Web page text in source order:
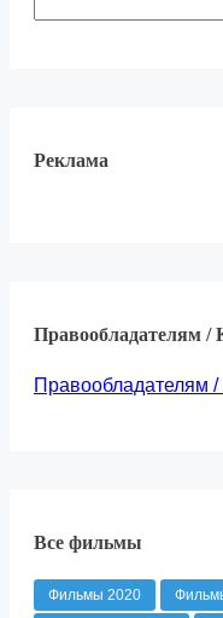
Реклама
Правообладателям /
Правообладателям /
Все фильмы
Фильмы 2020